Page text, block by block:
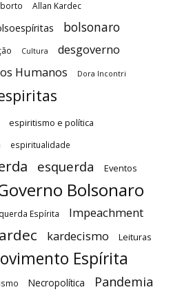
Allan Kardec
bolsonaro
Cultura desgoverno
Humanos Dora Incontri
espiritismo e política
espiritualidade
esquerda Eventos
Bolsonaro
Espírita Impeachment
kardecismo Leituras
Espírita
Necropolítica Pandemia